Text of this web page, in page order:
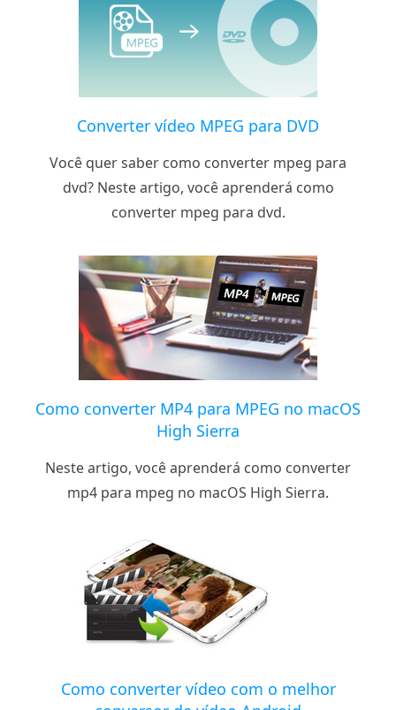
Converter vídeo MPEG para DVD
Você quer saber como converter mpeg para
dvd? Neste artigo, você aprenderá como
converter mpeg para dvd.
Como converter MP4 para MPEG no macOS
High Sierra
Neste artigo, você aprenderá como converter
mp4 para mpeg no macOS High Sierra.
Como converter vídeo com o melhor